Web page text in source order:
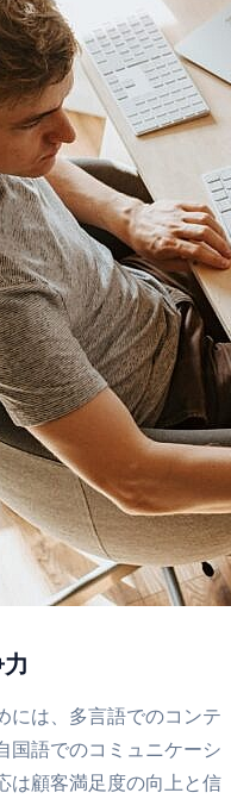
には、多言語でのコンテ
国語でのコミュニケーシ
は顧客満足度の向上と信